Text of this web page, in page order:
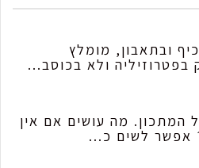
ובתאבון, מומלץ
ולא בכוסב...
המתכון. מה עושים אם אין
אפשר לשים כ...